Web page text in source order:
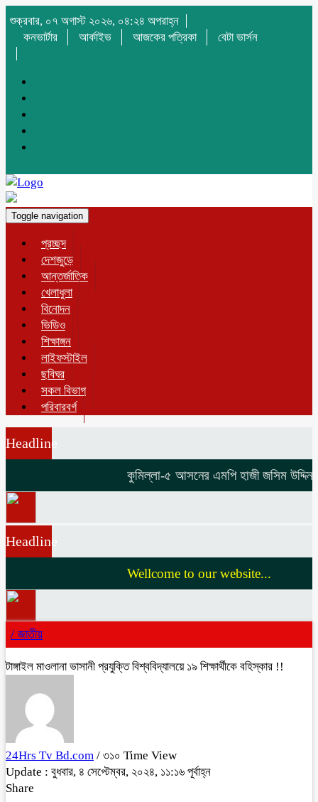
শুক্রবার, ০৭ অগাস্ট ২০২৬, ০৪:২৪ অপরাহ্ন
কনভার্টার
আর্কাইভ আজকের পত্রিকা বেটা ভার্সন
Toggle navigation
প্রচ্ছদ
দেশজুড়ে
আন্তর্জাতিক
খেলাধুলা
বিনোদন
ভিডিও
শিক্ষাঙ্গন
লাইফস্টাইল
ছবিঘর
সকল বিভাগ
পরিবারবর্গ
Headline
কুমিল্লা-৫ আসনের এমপি হাজী জসিম
Headline
Wellcome to our website...
/ জাতীয়
টাঙ্গাইল মাওলানা ভাসানী প্রযুক্তি বিশ্ববিদ্যালয়ে ১৯ শিক্ষার্থীকে বহিস্কার !!
24Hrs Tv Bd.com / ৩১০ Time View
Update : বুধবার, ৪ সেপ্টেম্বর, ২০২৪, ১১:১৬ পূর্বাহ্ন
Share